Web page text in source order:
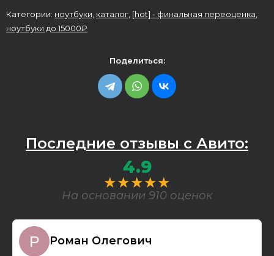
Категории: ноутбуки каталог [hot] - финальная переоценка
ноутбуки до 15000₽
Поделиться:
Последние отзывы с Авито:
4.9
★★★★★
На основании 910 оценок
Роман Олегович